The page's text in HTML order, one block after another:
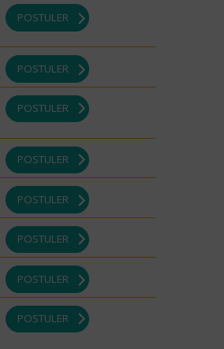
POSTULER
POSTULER
POSTULER
POSTULER
POSTULER
POSTULER
POSTULER
POSTULER